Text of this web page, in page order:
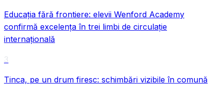
Educația fără frontiere: elevii Wenford Academy
confirmă excelența în trei limbi de circulație
internațională
3
Tinca, pe un drum firesc: schimbări vizibile în comună